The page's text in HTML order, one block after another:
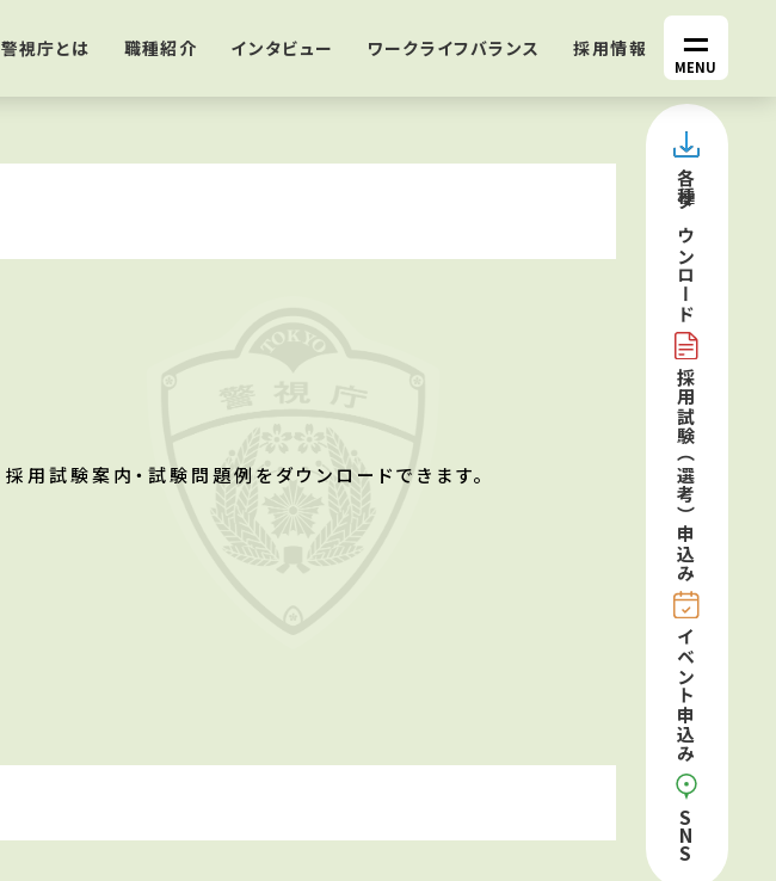
警視庁とは 職種紹介 インタビュー ワークライフバランス 採用情報
MENU
各種
ダウンロード
採用試験（選考）
申込み
イベント申込み
S
N
S
採用試験案内・試験問題例をダウンロードできます。